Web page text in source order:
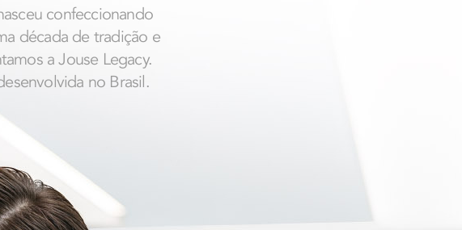
confeccionando
década de tradição e
a Jouse Legacy.
no Brasil.